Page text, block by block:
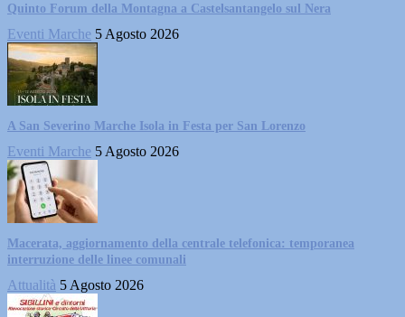
Quinto Forum della Montagna a Castelsantangelo sul Nera
Eventi Marche 5 Agosto 2026
A San Severino Marche Isola in Festa per San Lorenzo
Eventi Marche 5 Agosto 2026
Macerata, aggiornamento della centrale telefonica: temporanea
interruzione delle linee comunali
Attualità 5 Agosto 2026